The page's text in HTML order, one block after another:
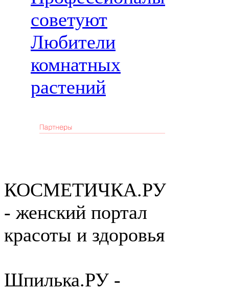
советуют
Любители
комнатных
растений
КОСМЕТИЧКА.РУ
- женский портал
красоты и здоровья
Шпилька.РУ -